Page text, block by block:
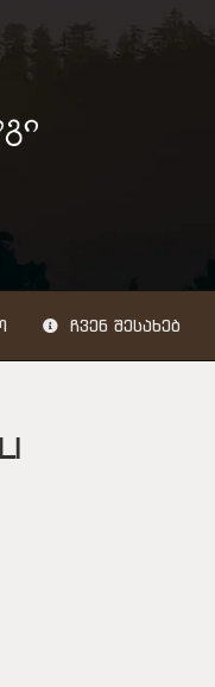
ᲩᲕᲔᲜ ᲨᲔᲡᲐᲮᲔᲑ